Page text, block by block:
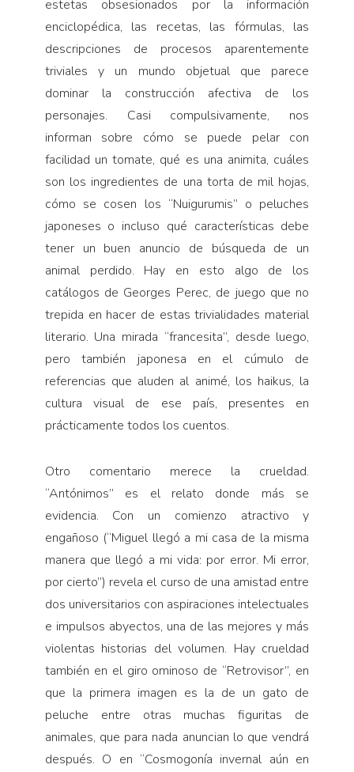
estetas obsesionados por la información
enciclopédica, las recetas, las fórmulas, las
descripciones de procesos aparentemente
triviales y un mundo objetual que parece
dominar la construcción afectiva de los
personajes. Casi compulsivamente, nos
informan sobre cómo se puede pelar con
facilidad un tomate, qué es una animita, cuáles
son los ingredientes de una torta de mil hojas,
cómo se cosen los “Nuigurumis” o peluches
japoneses o incluso qué características debe
tener un buen anuncio de búsqueda de un
animal perdido. Hay en esto algo de los
catálogos de Georges Perec, de juego que no
trepida en hacer de estas trivialidades material
literario. Una mirada “francesita”, desde luego,
pero también japonesa en el cúmulo de
referencias que aluden al animé, los haikus, la
cultura visual de ese país, presentes en
prácticamente todos los cuentos.
Otro comentario merece la crueldad.
“Antónimos” es el relato donde más se
evidencia. Con un comienzo atractivo y
engañoso (“Miguel llegó a mi casa de la misma
manera que llegó a mi vida: por error. Mi error,
por cierto”) revela el curso de una amistad entre
dos universitarios con aspiraciones intelectuales
e impulsos abyectos, una de las mejores y más
violentas historias del volumen. Hay crueldad
también en el giro ominoso de “Retrovisor”, en
que la primera imagen es la de un gato de
peluche entre otras muchas figuritas de
animales, que para nada anuncian lo que vendrá
después. O en “Cosmogonía invernal aún en